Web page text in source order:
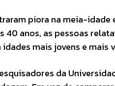
piora na meia-
40 anos, as pessoas
mais jovens e mais
da